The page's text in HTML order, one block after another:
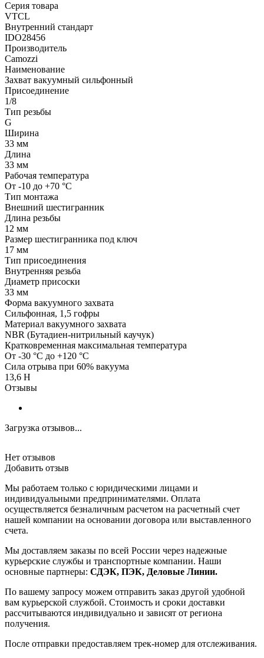
Серия товара
VTCL
Внутренний стандарт
IDO28456
Производитель
Camozzi
Наименование
Захват вакуумный сильфонный
Присоединение
1/8
Тип резьбы
G
Ширина
33 мм
Длина
33 мм
Рабочая температура
От -10 до +70 °C
Тип монтажа
Внешний шестигранник
Длина резьбы
12 мм
Размер шестигранника под ключ
17 мм
Тип присоединения
Внутренняя резьба
Диаметр присоски
33 мм
Форма вакуумного захвата
Сильфонная, 1,5 гофры
Материал вакуумного захвата
NBR (Бутадиен-нитрильный каучук)
Кратковременная максимальная температура
От -30 °C до +120 °C
Сила отрыва при 60% вакуума
13,6 H
Отзывы
Загрузка отзывов...
Нет отзывов
Добавить отзыв
Мы работаем только с юридическими лицами и
индивидуальными предпринимателями. Оплата
осуществляется безналичным расчетом на расчетный счет
нашей компании на основании договора или выставленного
счета.
Мы доставляем заказы по всей России через надежные
курьерские службы и транспортные компании. Наши
основные партнеры: СДЭК, ПЭК, Деловые Линии.
По вашему запросу можем отправить заказ другой удобной
вам курьерской службой. Стоимость и сроки доставки
рассчитываются индивидуально и зависят от региона
получения.
После отправки предоставляем трек-номер для отслеживания.